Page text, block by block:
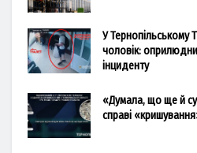
У Тернопільському
чоловік:
інциденту
«Думала, що ще й
справі